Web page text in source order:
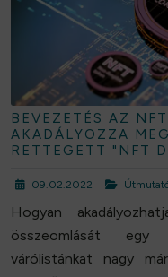
BEVEZETÉS AZ
AKADÁLYOZZA
RETTEGETT "NFT
09.02.2022
Hogyan
összeomlását egy
várólistánkat nagy